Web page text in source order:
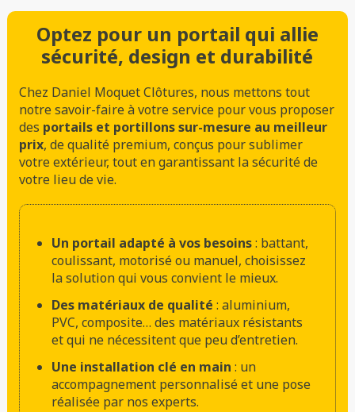
Optez pour un portail qui allie
sécurité, design et durabilité
Chez Daniel Moquet Clôtures, nous mettons tout
notre savoir-faire à votre service pour vous proposer
des portails et portillons sur-mesure au meilleur
prix, de qualité premium, conçus pour sublimer
votre extérieur, tout en garantissant la sécurité de
votre lieu de vie.
Un portail adapté à vos besoins: battant,
coulissant, motorisé ou manuel, choisissez
la solution qui vous convient le mieux.
Des matériaux de qualité : aluminium,
PVC, composite… des matériaux résistants
et qui ne nécessitent que peu d’entretien.
Une installation clé en main : un
accompagnement personnalisé et une pose
réalisée par nos experts.